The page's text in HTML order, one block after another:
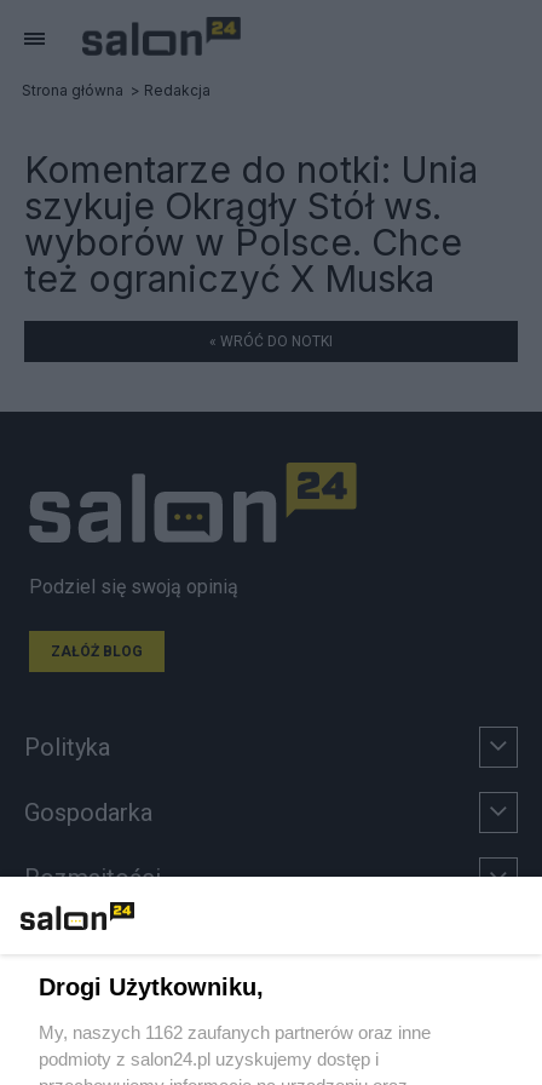
Strona główna Redakcja
Komentarze do notki: Unia
szykuje Okrągły Stół ws.
wyborów w Polsce. Chce
też ograniczyć X Muska
« WRÓĆ DO NOTKI
Podziel się swoją opinią
ZAŁÓŻ BLOG
Polityka
Gospodarka
Rozmaitości
Sport
Społeczeństwo
Drogi Użytkowniku,
My, naszych 1162 zaufanych partnerów oraz inne
podmioty z salon24.pl uzyskujemy dostęp i